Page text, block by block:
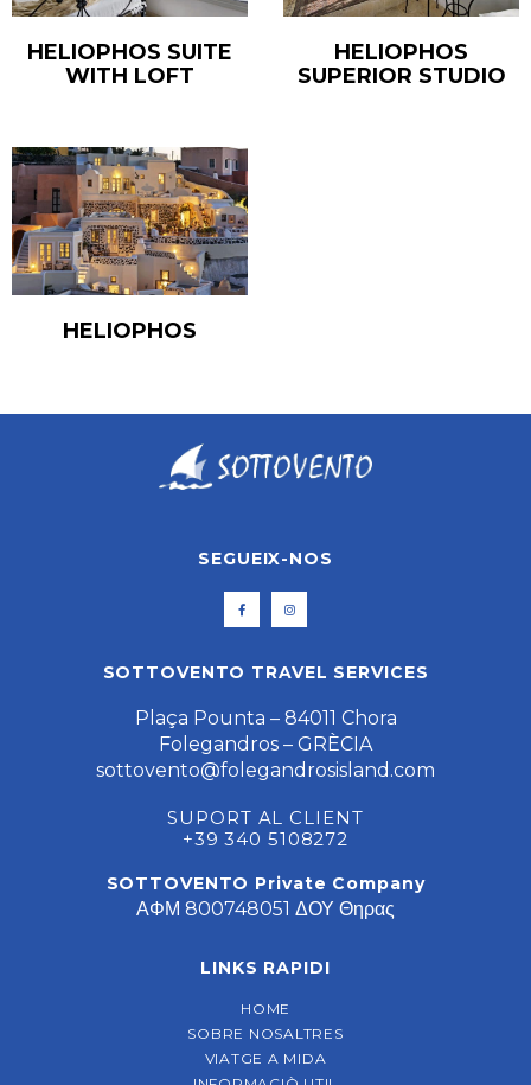
HELIOPHOS SUITE
WITH LOFT
HELIOPHOS
SUPERIOR STUDIO
HELIOPHOS
SEGUEIX-NOS
SOTTOVENTO TRAVEL SERVICES
Plaça Pounta – 84011 Chora
Folegandros – GRÈCIA
sottovento@folegandrosisland.com
SUPORT AL CLIENT
+39 340 5108272
SOTTOVENTO Private Company
ΑΦΜ 800748051 ΔΟΥ Θηρας
LINKS RAPIDI
HOME
SOBRE NOSALTRES
VIATGE A MIDA